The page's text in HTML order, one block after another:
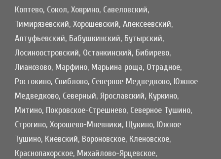
Коптево, Сокол, Ховрино, Савеловский,
Тимирязевский, Хорошевский, Алексеевский,
Алтуфьевский, Бабушкинский, Бутырский,
Лосиноостровский, Останкинский, Бибирево,
Лианозово, Марфино, Марьина роща, Отрадное,
Ростокино, Свиблово, Северное Медведково, Южное
Медведково, Северный, Ярославский, Куркино,
Митино, Покровское-Стрешнево, Северное Тушино,
Строгино, Хорошево-Мневники, Щукино, Южное
Тушино, Киевский, Вороновское, Кленовское,
Краснопахорское, Михайлово-Ярцевское,